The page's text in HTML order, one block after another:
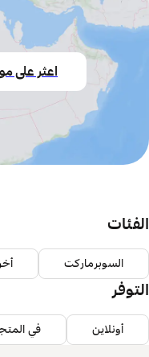
اعثر على
الفئات
السوبرماركت
التوفر
أونلاين في